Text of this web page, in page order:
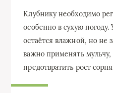
Клубнику необходимо
особенно в сухую погоду.
остаётся влажной, но не
важно применять мульчу,
предотвратить рост